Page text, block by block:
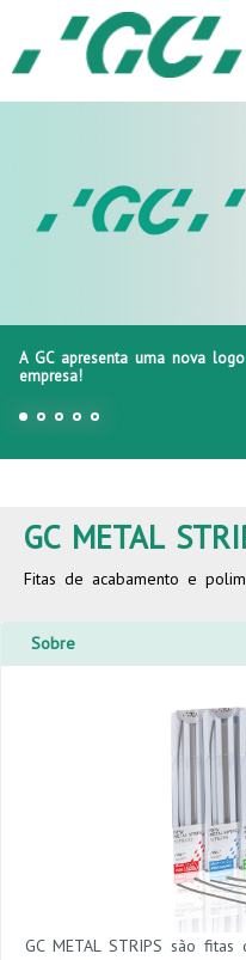
A GC apresenta uma nova
empresa!
GC METAL
Fitas de acabamento e
Sobre
GC METAL STRIPS são